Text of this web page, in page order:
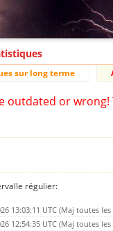
sur long terme
or
régulier:
13:03:11 UTC (Maj toutes
12:54:35 UTC (Maj toutes